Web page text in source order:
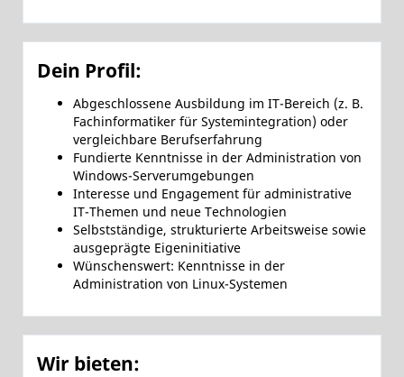
Dein Profil:
Abgeschlossene Ausbildung im IT-Bereich (z. B.
Fachinformatiker für Systemintegration) oder
vergleichbare Berufserfahrung
Fundierte Kenntnisse in der Administration von
Windows-Serverumgebungen
Interesse und Engagement für administrative
IT-Themen und neue Technologien
Selbstständige, strukturierte Arbeitsweise sowie
ausgeprägte Eigeninitiative
Wünschenswert: Kenntnisse in der
Administration von Linux-Systemen
Wir bieten: